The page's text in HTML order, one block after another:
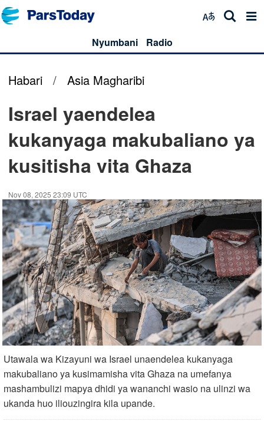
Nyumbani Radio
Habari / Asia Magharibi
Israel yaendelea
kukanyaga makubaliano ya
kusitisha vita Ghaza
Nov 08, 2025 23:09 UTC
Utawala wa Kizayuni wa Israel unaendelea kukanyaga
makubaliano ya kusimamisha vita Ghaza na umefanya
mashambulizi mapya dhidi ya wananchi wasio na ulinzi wa
ukanda huo iliouzingira kila upande.